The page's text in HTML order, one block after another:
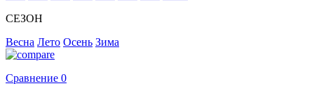
СЕЗОН
Весна Лето Осень Зима
Сравнение 0